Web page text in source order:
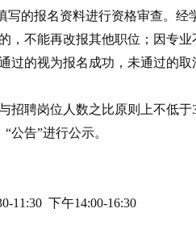
写的报名资料进行资格审查。
，不能再改报其他职位；因专
过的视为报名成功，未通过的取
招聘岗位人数之比原则上不低于
“公告”进行公示。
11:30 下午14:00-16:30